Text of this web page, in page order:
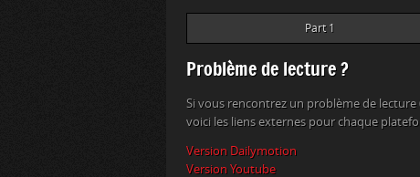
Part 1
Problème de lecture ?
Si vous rencontrez un problème de
voici les liens externes pour chaque
Version Dailymotion
Version Youtube